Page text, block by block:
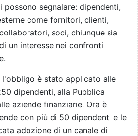
possono segnalare: dipendenti,
come fornitori, clienti,
soci, chiunque sia
un interesse nei confronti
l'obbligo è stato applicato alle
dipendenti, alla Pubblica
aziende finanziarie. Ora è
con più di 50 dipendenti e le
adozione di un canale di